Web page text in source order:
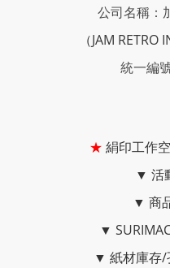
公司名稱：
（JAM RETRO
統一編
★ 絹印工作
▼ 活
▼ 商
▼
▼ 紙材庫存